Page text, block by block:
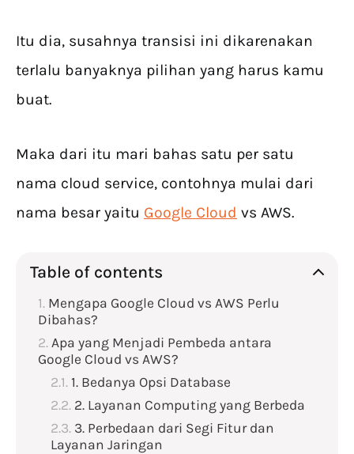
Itu dia, susahnya transisi ini dikarenakan
terlalu banyaknya pilihan yang harus kamu
buat.
Maka dari itu mari bahas satu per satu
nama cloud service, contohnya mulai dari
nama besar yaitu Google Cloud vs AWS.
Table of contents
Mengapa Google Cloud vs AWS Perlu
Dibahas?
Apa yang Menjadi Pembeda antara
Google Cloud vs AWS?
1. Bedanya Opsi Database
2. Layanan Computing yang Berbeda
3. Perbedaan dari Segi Fitur dan
Layanan Jaringan